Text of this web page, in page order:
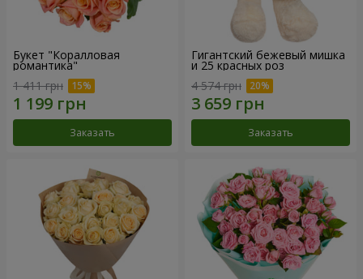
Букет "Коралловая
романтика"
1 411 грн
Заказать
Гигантский бежевый мишка
и 25 красных роз
4 574 грн
Заказать